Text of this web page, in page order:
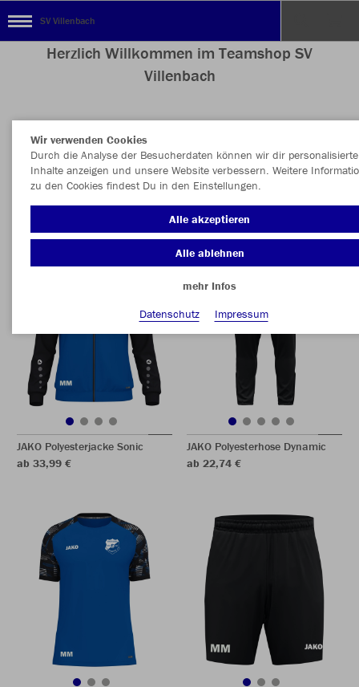
SV Villenbach
Herzlich Willkommen im Teamshop SV
Villenbach
Nachhaltig Farbe
JAKO Polyesterjacke Sonic
ab 33,99 €
JAKO Polyesterhose Dynamic
ab 22,74 €
Wir verwenden Cookies
Durch die Analyse der Besucherdaten können wir dir personalisierte
Inhalte anzeigen und unsere Website verbessern. Weitere
zu den Cookies findest Du in den Einstellungen.
Alle akzeptieren
Alle ablehnen
mehr Infos
Datenschutz
Impressum